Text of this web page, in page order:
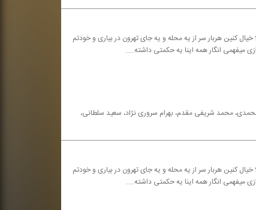
كنین هربار سر از یه محله و یه جای تهرون در بیاری و خودتم
میفهمی انگار همه اینا یه حكمتی داشته.....
محمد شریفی مقدم، بهرام سروری نژاد، سعید سلطانی،
كنین هربار سر از یه محله و یه جای تهرون در بیاری و خودتم
میفهمی انگار همه اینا یه حكمتی داشته.....